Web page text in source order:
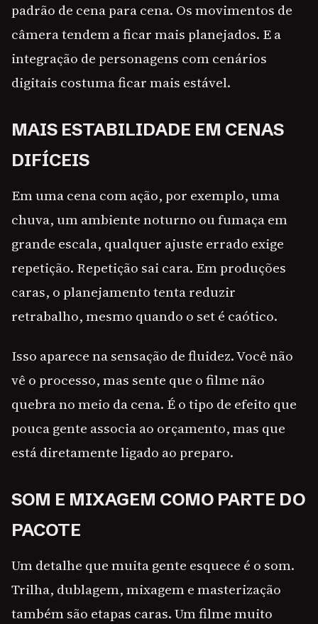
padrão de cena para cena. Os movimentos de
câmera tendem a ficar mais planejados. E a
integração de personagens com cenários
digitais costuma ficar mais estável.
MAIS ESTABILIDADE EM CENAS
DIFÍCEIS
Em uma cena com ação, por exemplo, uma
chuva, um ambiente noturno ou fumaça em
grande escala, qualquer ajuste errado exige
repetição. Repetição sai cara. Em produções
caras, o planejamento tenta reduzir
retrabalho, mesmo quando o set é caótico.
Isso aparece na sensação de fluidez. Você não
vê o processo, mas sente que o filme não
quebra no meio da cena. É o tipo de efeito que
pouca gente associa ao orçamento, mas que
está diretamente ligado ao preparo.
SOM E MIXAGEM COMO PARTE DO
PACOTE
Um detalhe que muita gente esquece é o som.
Trilha, dublagem, mixagem e masterização
também são etapas caras. Um filme muito